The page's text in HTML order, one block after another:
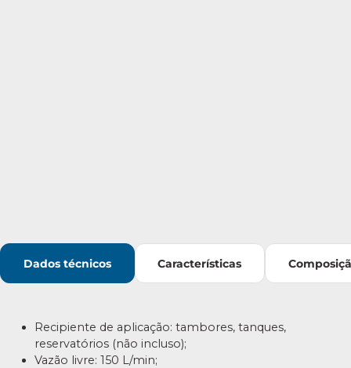
Dados técnicos Características
Recipiente de aplicação: tambores, tanques,
reservatórios (não incluso);
Vazão livre: 150 L/min;